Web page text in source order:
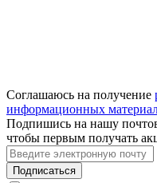
Соглашаюсь на получение
информационных
Подпишись на нашу
чтобы первым получать
Подписаться